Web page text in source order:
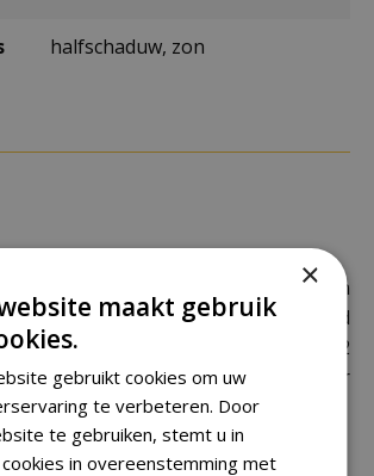
halfschaduw, zon
goed en veilig bij u thuis te laten
wij gebruik van PostNL. De levertijd
tussen de 1 en 2
bezorgtijd geldt zowel voor
×
maakt gebruik
gebruikt cookies om uw
te verbeteren. Door
te gebruiken, stemt u in
in overeenstemming met